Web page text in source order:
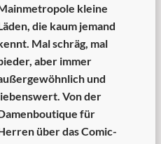
kleine
die kaum jemand
Mal schräg, mal
aber immer
und
Von der
für
über das Comic-